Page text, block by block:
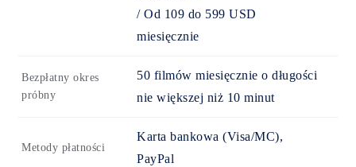
/ Od 109 do 599 USD
miesięcznie
Bezpłatny okres
próbny
50 filmów miesięcznie o długości
nie większej niż 10 minut
Metody płatności
Karta bankowa (Visa/MC),
PayPal